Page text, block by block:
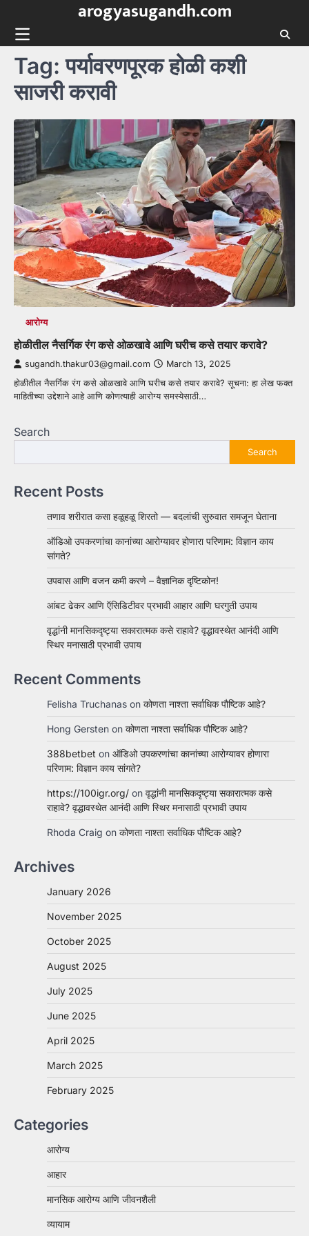
content
arogyasugandh.com
Tag:पर्यावरणपूरक होळी कशी
साजरी करावी
आरोग्य
होळीतील नैसर्गिक रंग कसे ओळखावे आणि घरीच कसे तयार करावे?
sugandh.thakur03@gmail.com March 13, 2025
होळीतील नैसर्गिक रंग कसे ओळखावे आणि घरीच कसे तयार करावे? सूचना: हा लेख फक्त
माहितीच्या उद्देशाने आहे आणि कोणत्याही आरोग्य समस्येसाठी…
Search
Search
Recent Posts
तणाव शरीरात कसा हळूहळू शिरतो — बदलांची सुरुवात समजून घेताना
ऑडिओ उपकरणांचा कानांच्या आरोग्यावर होणारा परिणाम: विज्ञान काय
सांगते?
उपवास आणि वजन कमी करणे – वैज्ञानिक दृष्टिकोन!
आंबट ढेकर आणि ऍसिडिटीवर प्रभावी आहार आणि घरगुती उपाय
वृद्धांनी मानसिकदृष्ट्या सकारात्मक कसे राहावे? वृद्धावस्थेत आनंदी आणि
स्थिर मनासाठी प्रभावी उपाय
Recent Comments
Felisha Truchanas on कोणता नाश्ता सर्वाधिक पौष्टिक आहे?
Hong Gersten on कोणता नाश्ता सर्वाधिक पौष्टिक आहे?
388betbet on ऑडिओ उपकरणांचा कानांच्या आरोग्यावर होणारा
परिणाम: विज्ञान काय सांगते?
https://100igr.org/ on वृद्धांनी मानसिकदृष्ट्या सकारात्मक कसे
राहावे? वृद्धावस्थेत आनंदी आणि स्थिर मनासाठी प्रभावी उपाय
Rhoda Craig on कोणता नाश्ता सर्वाधिक पौष्टिक आहे?
Archives
January 2026
November 2025
October 2025
August 2025
July 2025
June 2025
April 2025
March 2025
February 2025
Categories
आरोग्य
आहार
मानसिक आरोग्य आणि जीवनशैली
व्यायाम